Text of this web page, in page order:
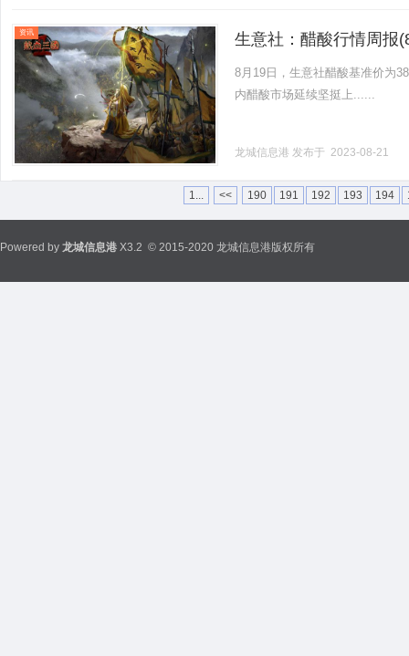
资讯 生意社：醋酸行情周报
8月19日，生意社醋酸基准价为
内醋酸市场延续坚挺上......
龙城信息港 发布于 2023-08-21
1... << 190 191 192 193 194
Powered by 龙城信息港 X3.2 © 2015-2020 龙城信息港版权所有